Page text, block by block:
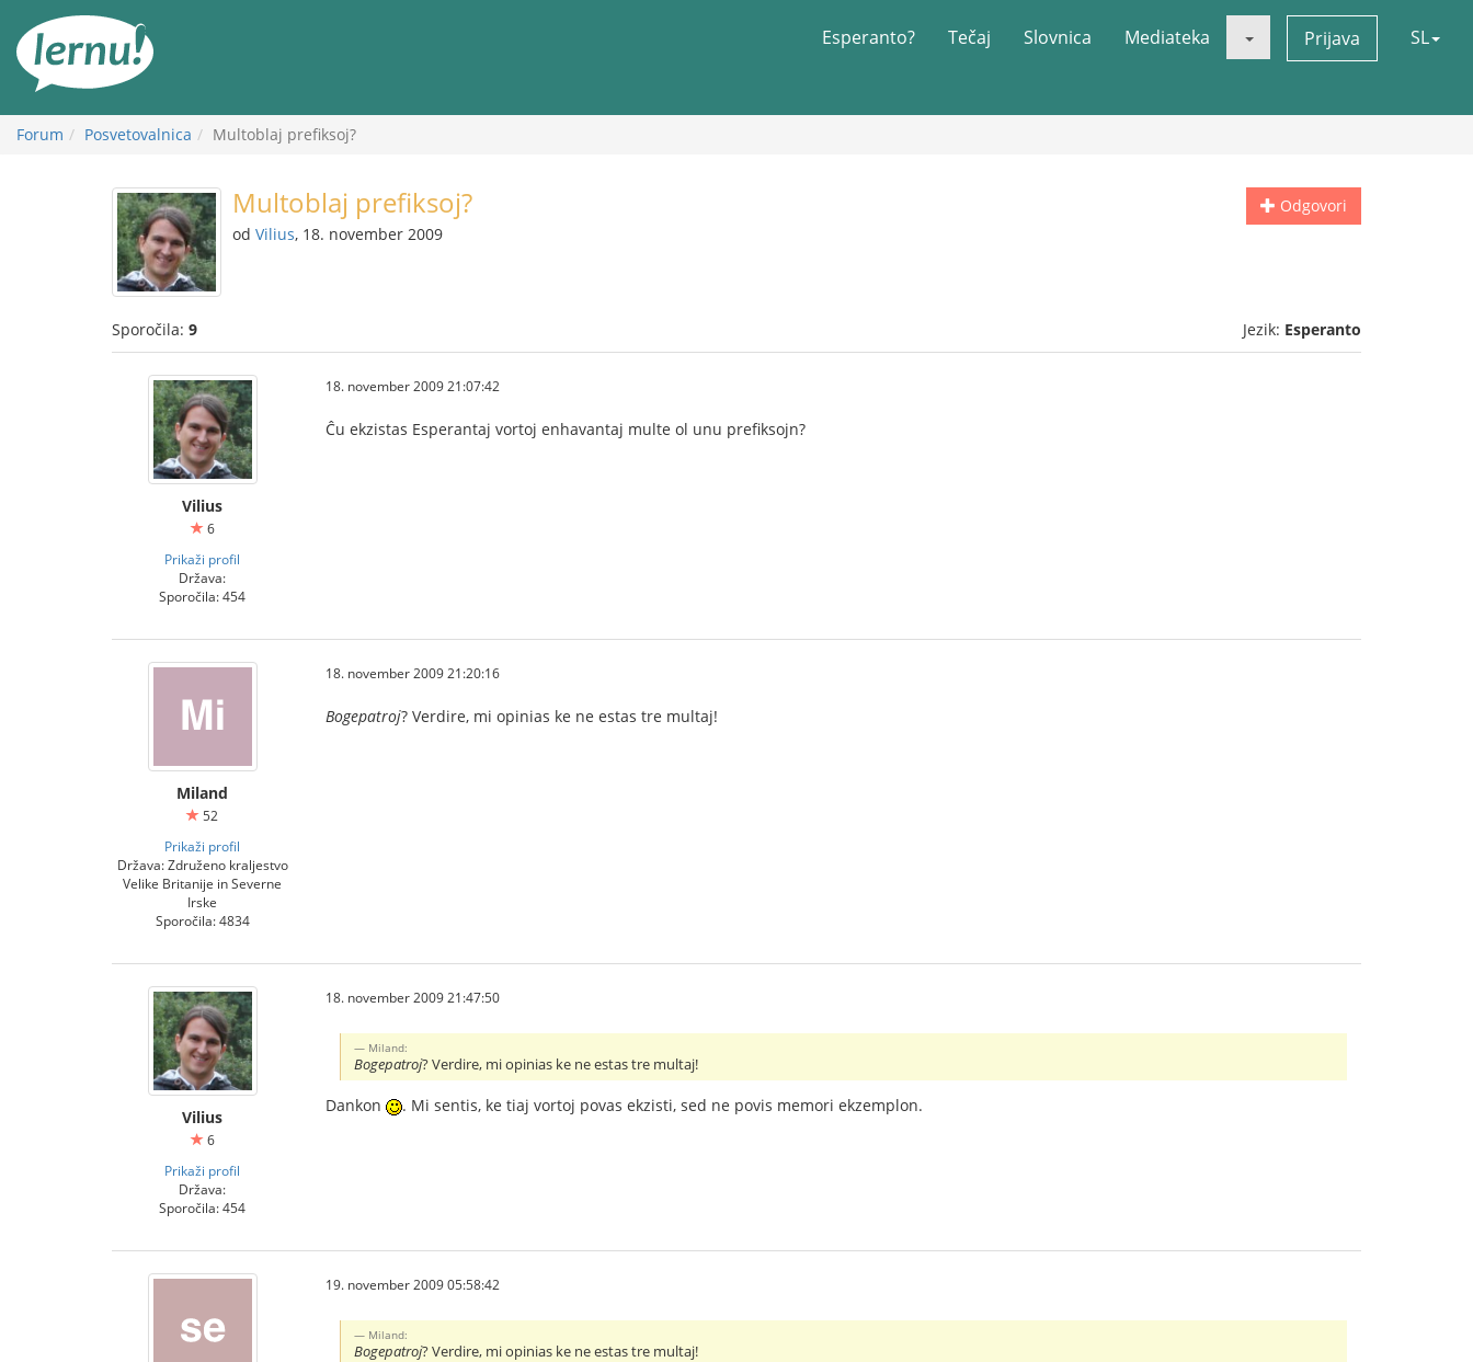
vsebini
Esperanto? Tečaj Slovnica Mediateka Prijava SL
Forum Posvetovalnica Multoblaj prefiksoj?
Odgovori
Multoblaj prefiksoj?
od Vilius, 18. november 2009
Sporočila: 9 Jezik: Esperanto
Vilius
6
Prikaži profil
Država:
Sporočila: 454
18. november 2009 21:07:42
Ĉu ekzistas Esperantaj vortoj enhavantaj multe ol unu prefiksojn?
Miland
52
Prikaži profil
Država: Združeno kraljestvo
Velike Britanije in Severne
Irske
Sporočila: 4834
18. november 2009 21:20:16
Bogepatroj? Verdire, mi opinias ke ne estas tre multaj!
Vilius
6
Prikaži profil
Država:
Sporočila: 454
18. november 2009 21:47:50
Miland:
Bogepatroj? Verdire, mi opinias ke ne estas tre multaj!
Dankon . Mi sentis, ke tiaj vortoj povas ekzisti, sed ne povis memori ekzemplon.
19. november 2009 05:58:42
Miland:
Bogepatroj? Verdire, mi opinias ke ne estas tre multaj!